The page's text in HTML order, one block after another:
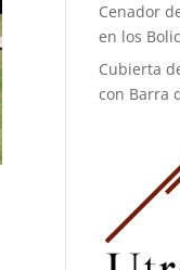
Cenador
en los
Cubierta
con Barra